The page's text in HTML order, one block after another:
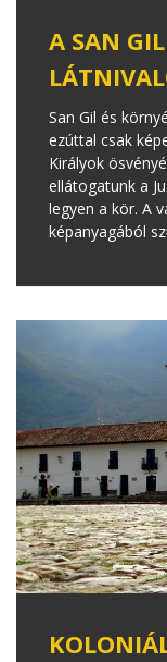
A SAN
San Gil és
ezúttal csak
Királyok
ellátogatunk a
legyen a kör. A
képanyagából